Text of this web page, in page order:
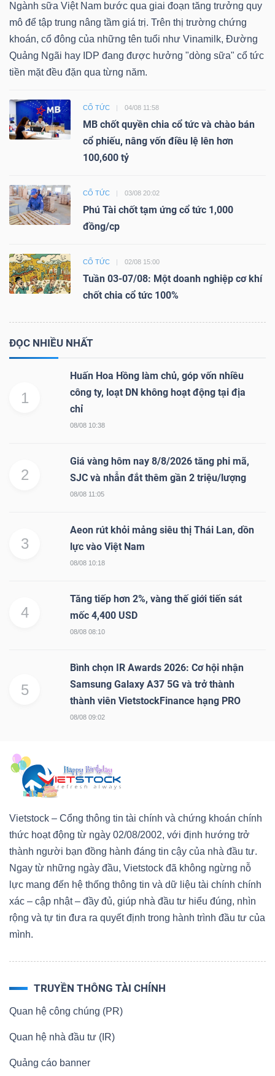
Ngành sữa Việt Nam bước qua giai đoạn tăng trưởng quy
mô để tập trung nâng tầm giá trị. Trên thị trường chứng
khoán, cổ đông của những tên tuổi như Vinamilk, Đường
Quảng Ngãi hay IDP đang được hưởng "dòng sữa" cổ tức
tiền mặt đều đặn qua từng năm.
CỔ TỨC 04/08 11:58
MB chốt quyền chia cổ tức và chào bán
cổ phiếu, nâng vốn điều lệ lên hơn
100,600 tỷ
CỔ TỨC 03/08 20:02
Phú Tài chốt tạm ứng cổ tức 1,000
đồng/cp
CỔ TỨC 02/08 15:00
Tuần 03-07/08: Một doanh nghiệp cơ khí
chốt chia cổ tức 100%
ĐỌC NHIỀU NHẤT
1
Huấn Hoa Hồng làm chủ, góp vốn nhiều
công ty, loạt DN không hoạt động tại địa
chỉ
08/08 10:38
2
Giá vàng hôm nay 8/8/2026 tăng phi mã,
SJC và nhẫn đắt thêm gần 2 triệu/lượng
08/08 11:05
3
Aeon rút khỏi mảng siêu thị Thái Lan, dồn
lực vào Việt Nam
08/08 10:18
4
Tăng tiếp hơn 2%, vàng thế giới tiến sát
mốc 4,400 USD
08/08 08:10
5
Bình chọn IR Awards 2026: Cơ hội nhận
Samsung Galaxy A37 5G và trở thành
thành viên VietstockFinance hạng PRO
08/08 09:02
Vietstock – Cổng thông tin tài chính và chứng khoán chính
thức hoạt động từ ngày 02/08/2002, với định hướng trở
thành người bạn đồng hành đáng tin cậy của nhà đầu tư.
Ngay từ những ngày đầu, Vietstock đã không ngừng nỗ
lực mang đến hệ thống thông tin và dữ liệu tài chính chính
xác – cập nhật – đầy đủ, giúp nhà đầu tư hiểu đúng, nhìn
rộng và tự tin đưa ra quyết định trong hành trình đầu tư của
mình.
TRUYỀN THÔNG TÀI CHÍNH
Quan hệ công chúng (PR)
Quan hệ nhà đầu tư (IR)
Quảng cáo banner